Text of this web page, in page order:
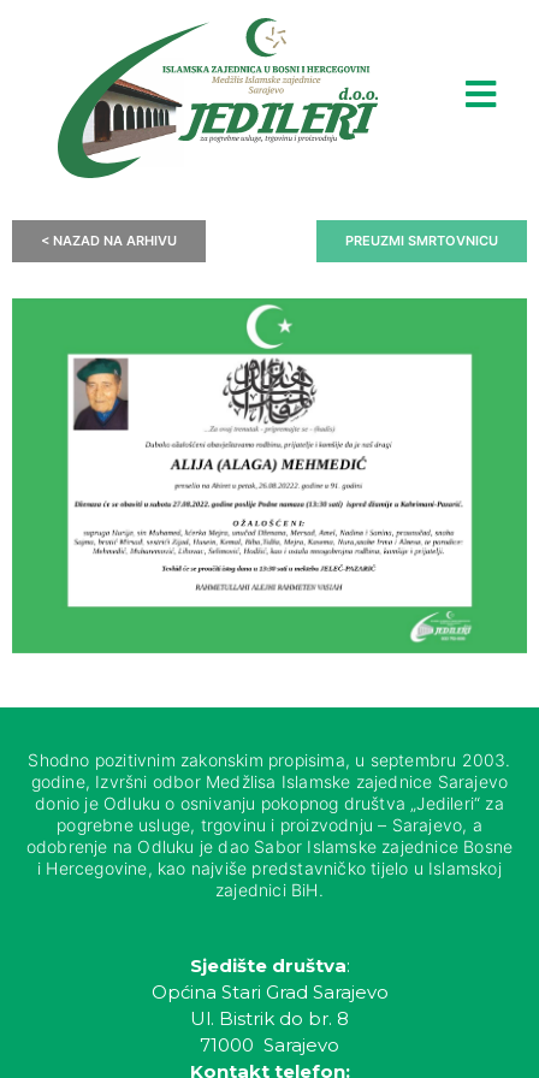
< NAZAD NA ARHIVU PREUZMI SMRTOVNICU
Shodno pozitivnim zakonskim propisima, u septembru 2003.
godine, Izvršni odbor Medžlisa Islamske zajednice Sarajevo
donio je Odluku o osnivanju pokopnog društva „Jedileri“ za
pogrebne usluge, trgovinu i proizvodnju – Sarajevo, a
odobrenje na Odluku je dao Sabor Islamske zajednice Bosne
i Hercegovine, kao najviše predstavničko tijelo u Islamskoj
zajednici BiH.
Sjedište društva:
Općina Stari Grad Sarajevo
Ul. Bistrik do br. 8
71000 Sarajevo
Kontakt telefon: